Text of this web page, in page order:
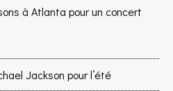
à Atlanta pour un concert
Jackson pour l’été